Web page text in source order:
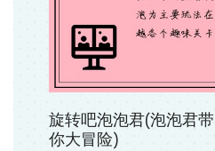
旋转吧泡泡君(泡泡君带
你大冒险)